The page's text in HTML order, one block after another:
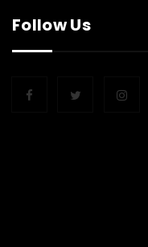
Follow Us